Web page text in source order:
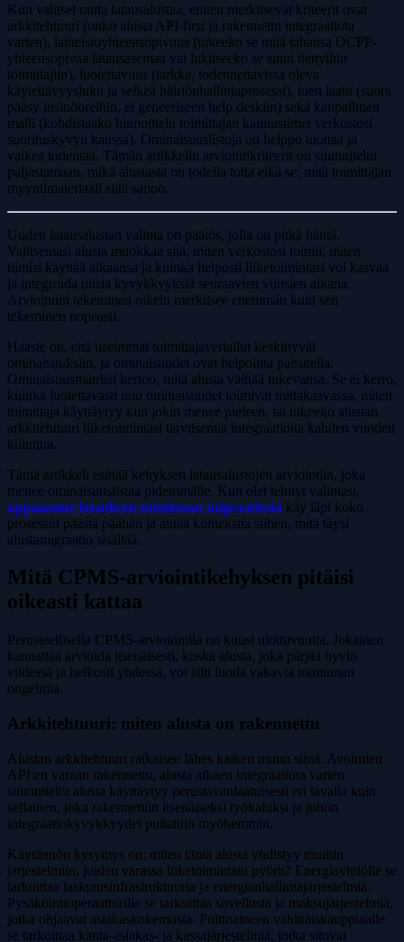
Kun valitset uutta latausalustaa, eniten merkitsevät kriteerit ovat
arkkitehtuuri (onko alusta API-first ja rakennettu integraatiota
varten), laitteistoyhteensopivuus (tukeeko se mitä tahansa OCPP-
yhteensopivaa latausasemaa vai lukitseeko se sinut tiettyihin
toimittajiin), luotettavuus (tarkka, todennettavissa oleva
käytettävyysluku ja selkeä häiriönhallintaprosessi), tuen laatu (suora
pääsy insinööreihin, ei geneeriseen help deskiin) sekä kaupallinen
malli (kohdistaako hinnoittelu toimittajan kannustimet verkostosi
suorituskyvyn kanssa). Ominaisuuslistoja on helppo tuottaa ja
vaikea todentaa. Tämän artikkelin arviointikriteerit on suunniteltu
paljastamaan, mikä alustasta on todella totta eikä se, mitä toimittajan
myyntimateriaali siitä sanoo.
Uuden latausalustan valinta on päätös, jolla on pitkä häntä.
Valitsemasi alusta muokkaa sitä, miten verkostosi toimii, miten
tiimisi käyttää aikaansa ja kuinka helposti liiketoimintasi voi kasvaa
ja integroida uusia kyvykkyyksiä seuraavien vuosien aikana.
Arvioinnin tekeminen oikein merkitsee enemmän kuin sen
tekeminen nopeasti.
Haaste on, että useimmat toimittajavertailut keskittyvät
ominaisuuksiin, ja ominaisuudet ovat helpointa paisutella.
Ominaisuusmatriisi kertoo, mitä alusta väittää tukevansa. Se ei kerro,
kuinka luotettavasti nuo ominaisuudet toimivat mittakaavassa, miten
toimittaja käyttäytyy kun jokin menee pieleen, tai tukeeko alustan
arkkitehtuuri liiketoimintasi tarvitsemia integraatioita kahden vuoden
kuluttua.
Tämä artikkeli esittää kehyksen latausalustojen arviointiin, joka
menee ominaisuuslistaa pidemmälle. Kun olet tehnyt valintasi,
oppaamme latauksen toiminnan migraatiosta käy läpi koko
prosessin päästä päähän ja antaa kontekstia siihen, mitä täysi
alustamigraatio sisältää.
Mitä CPMS-arviointikehyksen pitäisi
oikeasti kattaa
Perusteellisella CPMS-arvioinnilla on kuusi ulottuvuutta. Jokainen
kannattaa arvioida itsenäisesti, koska alusta, joka pärjää hyvin
viidessä ja heikosti yhdessä, voi silti luoda vakavia toiminnan
ongelmia.
Arkkitehtuuri: miten alusta on rakennettu
Alustan arkkitehtuuri ratkaisee lähes kaiken muun siinä. Avoimien
API:en varaan rakennettu, alusta alkaen integraatiota varten
suunniteltu alusta käyttäytyy perustavanlaatuisesti eri tavalla kuin
sellainen, joka rakennettiin itsenäiseksi työkaluksi ja johon
integraatiokyvykkyydet pultattiin myöhemmin.
Käytännön kysymys on: miten tämä alusta yhdistyy muihin
järjestelmiin, joiden varassa liiketoimintani pyörii? Energiayhtiölle se
tarkoittaa laskutusinfrastruktuuria ja energianhallintajärjestelmiä.
Pysäköintioperaattorille se tarkoittaa sovellusta ja maksujärjestelmiä,
jotka ohjaavat asiakaskokemusta. Polttoaineen vähittäiskauppiaalle
se tarkoittaa kanta-asiakas- ja kassajärjestelmiä, jotka sitovat